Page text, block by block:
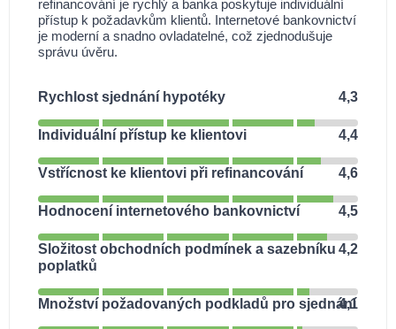
refinancování je rychlý a banka poskytuje individuální
přístup k požadavkům klientů. Internetové bankovnictví
je moderní a snadno ovladatelné, což zjednodušuje
správu úvěru.
Rychlost sjednání hypotéky 4,3
Individuální přístup ke klientovi 4,4
Vstřícnost ke klientovi při refinancování 4,6
Hodnocení internetového bankovnictví 4,5
Složitost obchodních podmínek a sazebníku
poplatků
4,2
Množství požadovaných podkladů pro sjednání
4,1